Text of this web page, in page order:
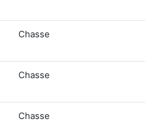
Chasse
Chasse
Chasse